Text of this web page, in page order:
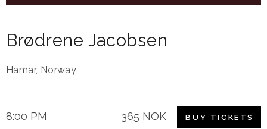
Brødrene Jacobsen
Hamar, Norway
8:00 PM 365 NOK BUY TICKETS